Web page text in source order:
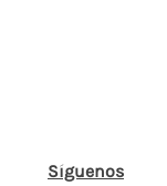
Síguenos